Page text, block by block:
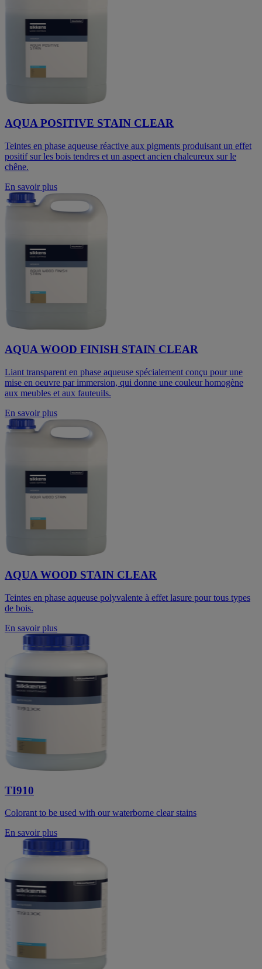
AQUA POSITIVE STAIN CLEAR
Teintes en phase aqueuse réactive aux pigments produisant un effet
positif sur les bois tendres et un aspect ancien chaleureux sur le
chêne.
En savoir plus
AQUA WOOD FINISH STAIN CLEAR
Liant transparent en phase aqueuse spécialement conçu pour une
mise en oeuvre par immersion, qui donne une couleur homogène
aux meubles et aux fauteuils.
En savoir plus
AQUA WOOD STAIN CLEAR
Teintes en phase aqueuse polyvalente à effet lasure pour tous types
de bois.
En savoir plus
TI910
Colorant to be used with our waterborne clear stains
En savoir plus